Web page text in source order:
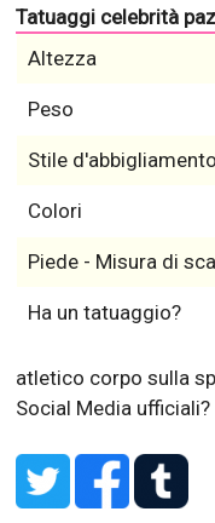
Tatuaggi celebrità
Altezza
Peso
Stile d'abbigliamento
Colori
Piede - Misura di
Ha un tatuaggio?
atletico corpo sulla
Social Media ufficiali?